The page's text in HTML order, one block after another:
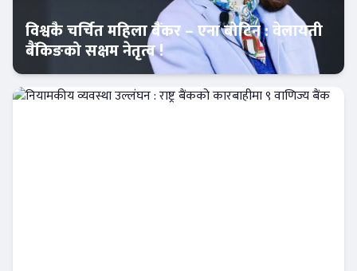
आजको विशेष
विश्वकै चर्चित महिला बैंकर – एना बोटिन : वेलायती
बैंकिङको सक्षम नेतृत्व !